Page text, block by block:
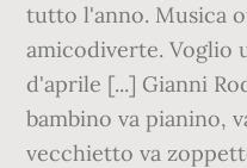
tutto l'anno. Musica
amicodiverte. Voglio
d'aprile [...] Gianni
bambino va pianino,
vecchietto va